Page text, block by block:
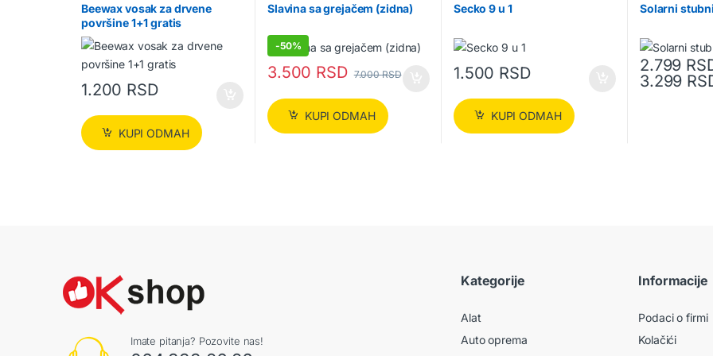
Beewax vosak za drvene
površine 1+1 gratis
1.200 RSD
KUPI ODMAH
Slavina sa grejačem (zidna)
-50%
3.500 RSD 7.000RSD
KUPI ODMAH
Secko 9 u 1
1.500 RSD
KUPI ODMAH
Solarni
2.799
3.299
Ovaj
Imate pitanja? Pozovite nas!
Kategorije
Alat
Auto oprema
Informacije
Podaci o firmi
Kolačići